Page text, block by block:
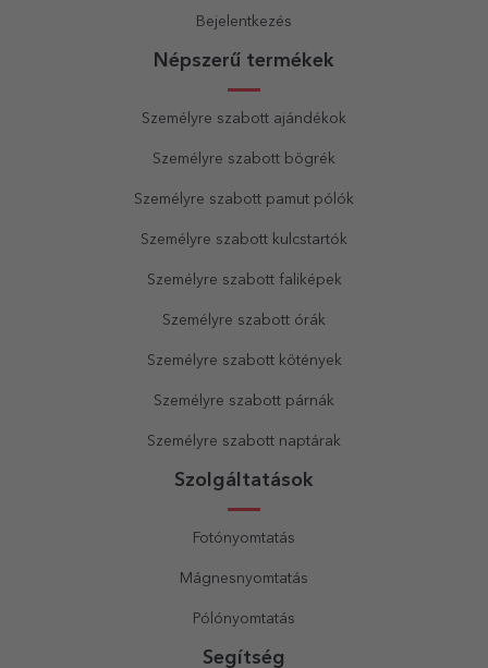
Bejelentkezés
Népszerű termékek
Személyre szabott ajándékok
Személyre szabott bögrék
Személyre szabott pamut pólók
Személyre szabott kulcstartók
Személyre szabott faliképek
Személyre szabott órák
Személyre szabott kötények
Személyre szabott párnák
Személyre szabott naptárak
Szolgáltatások
Fotónyomtatás
Mágnesnyomtatás
Pólónyomtatás
Segítség